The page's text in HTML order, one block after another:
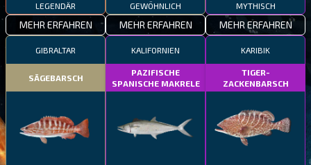
LEGENDÄR
MEHR ERFAHREN
GEWÖHNLICH
MEHR ERFAHREN
MYTHISCH
MEHR ERFAHREN
GIBRALTAR
SÄGEBARSCH
KALIFORNIEN
PAZIFISCHE
SPANISCHE MAKRELE
KARIBIK
TIGER-
ZACKENBARSCH